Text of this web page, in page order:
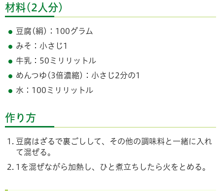
材料(2人分)
豆腐(絹)：100グラム
みそ：小さじ1
牛乳：50ミリリットル
めんつゆ(3倍濃縮)：小さじ2分の1
水：100ミリリットル
作り方
豆腐はざるで裏ごしして、その他の調味料と一緒に入れ
て混ぜる。
1を混ぜながら加熱し、ひと煮立ちしたら火をとめる。